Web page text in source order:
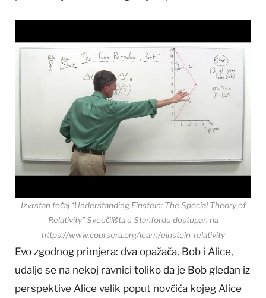
Izvrstan tečaj “Understanding Einstein: The Special Theory of
Relativity” Sveučilišta u Stanfordu dostupan na
https://www.coursera.org/learn/einstein-relativity
Evo zgodnog primjera: dva opažača, Bob i Alice,
udalje se na nekoj ravnici toliko da je Bob gledan iz
perspektive Alice velik poput novčića kojeg Alice